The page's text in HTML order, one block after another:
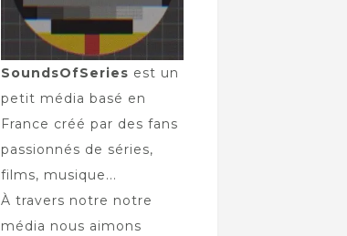
SoundsOfSeries est un
petit média basé en
France créé par des fans
passionnés de séries,
films, musique...
À travers notre notre
média nous aimons